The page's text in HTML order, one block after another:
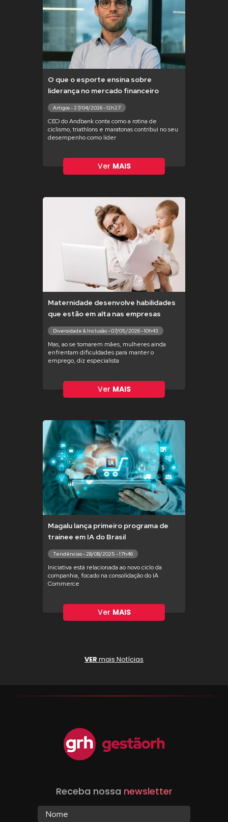
O que o esporte ensina sobre
liderança no mercado financeiro
Artigos - 27/04/2026 - 12h27
CEO do Andbank conta como a rotina de
ciclismo, triathlons e maratonas contribui no seu
desempenho como líder
Ver MAIS
Maternidade desenvolve habilidades
que estão em alta nas empresas
Diversidade & Inclusão - 07/05/2026 - 10h43
Mas, ao se tornarem mães, mulheres ainda
enfrentam dificuldades para manter o
emprego, diz especialista
Ver MAIS
Magalu lança primeiro programa de
trainee em IA do Brasil
Tendências - 28/08/2025 - 17h46
Iniciativa está relacionada ao novo ciclo da
companhia, focado na consolidação do IA
Commerce
Ver MAIS
VER mais Notícias
Receba nossa newsletter